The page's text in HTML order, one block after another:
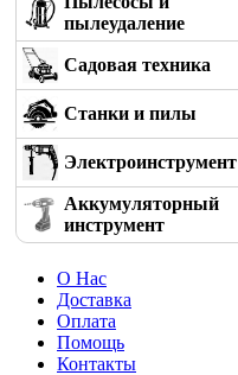
пылеудаление
Садовая техника
Станки и пилы
Электроинструмент
Аккумуляторный
инструмент
О Нас
Доставка
Оплата
Помощь
Контакты